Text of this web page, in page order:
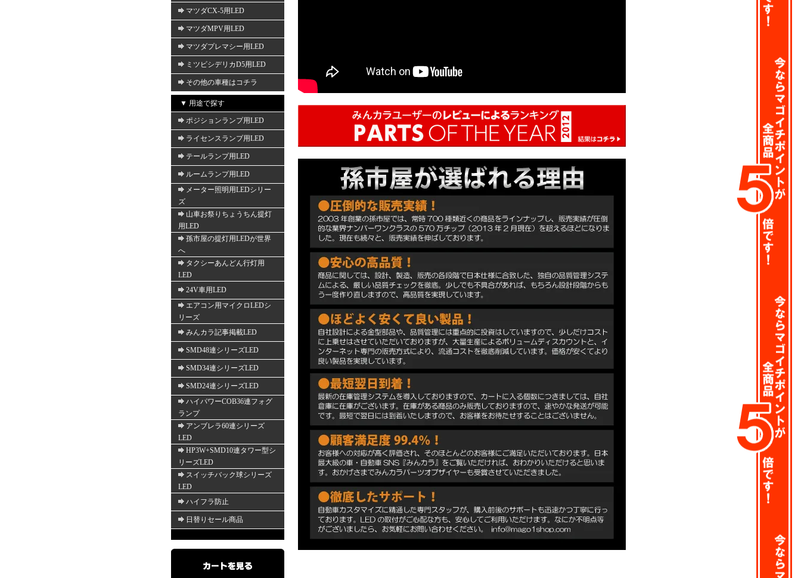
マツダCX-5用LED
マツダMPV用LED
マツダプレマシー用LED
ミツビシデリカD5用LED
その他の車種はコチラ
▼ 用途で探す
ポジションランプ用LED
ライセンスランプ用LED
テールランプ用LED
ルームランプ用LED
メーター照明用LEDシリー
ズ
山車お祭りちょうちん提灯
用LED
孫市屋の提灯用LEDが世界
へ
タクシーあんどん行灯用
LED
24V車用LED
エアコン用マイクロLEDシ
リーズ
みんカラ記事掲載LED
SMD48連シリーズLED
SMD34連シリーズLED
SMD24連シリーズLED
ハイパワーCOB36連フォグ
ランプ
アンブレラ60連シリーズ
LED
HP3W+SMD10連タワー型シ
リーズLED
スイッチバック球シリーズ
LED
ハイフラ防止
日替りセール商品